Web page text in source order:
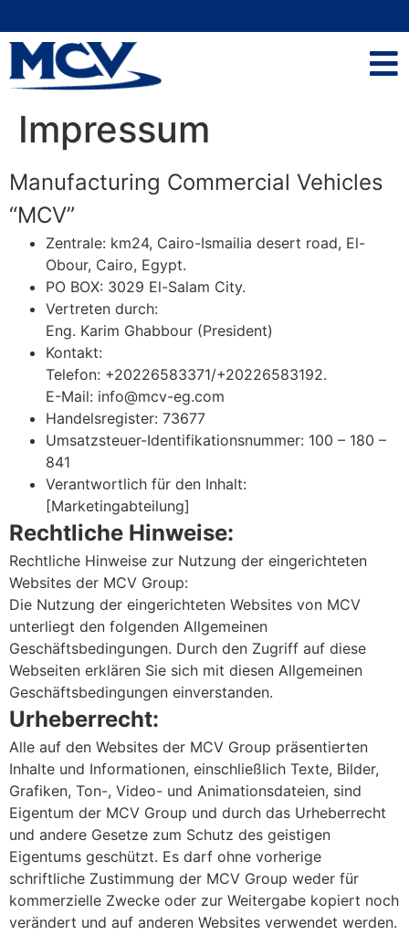
Impressum
Manufacturing Commercial Vehicles
“MCV”
Zentrale: km24, Cairo-Ismailia desert road, El-
Obour, Cairo, Egypt.
PO BOX: 3029 El-Salam City.
Vertreten durch:
Eng. Karim Ghabbour (President)
Kontakt:
Telefon: +20226583371/+20226583192.
E-Mail: info@mcv-eg.com
Handelsregister: 73677
Umsatzsteuer-Identifikationsnummer: 100 – 180 –
841
Verantwortlich für den Inhalt:
[Marketingabteilung]
Rechtliche Hinweise:
Rechtliche Hinweise zur Nutzung der eingerichteten
Websites der MCV Group:
Die Nutzung der eingerichteten Websites von MCV
unterliegt den folgenden Allgemeinen
Geschäftsbedingungen. Durch den Zugriff auf diese
Webseiten erklären Sie sich mit diesen Allgemeinen
Geschäftsbedingungen einverstanden.
Urheberrecht:
Alle auf den Websites der MCV Group präsentierten
Inhalte und Informationen, einschließlich Texte, Bilder,
Grafiken, Ton-, Video- und Animationsdateien, sind
Eigentum der MCV Group und durch das Urheberrecht
und andere Gesetze zum Schutz des geistigen
Eigentums geschützt. Es darf ohne vorherige
schriftliche Zustimmung der MCV Group weder für
kommerzielle Zwecke oder zur Weitergabe kopiert noch
verändert und auf anderen Websites verwendet werden.